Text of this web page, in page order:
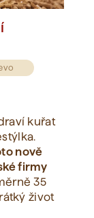
kuřat
nově
firmy
35
život